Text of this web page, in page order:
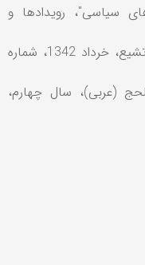
سياسی"، رويدادها و
"اسلام چگونه جامعه می‌سازد"، مکتب تشيع، خرداد 1342، شماره
(عربی)، سال چهارم،